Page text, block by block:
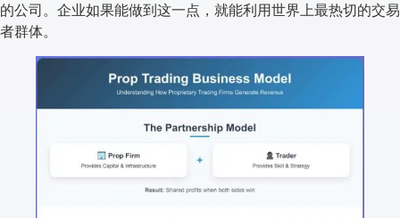
的公司。企业如果能做到这一点，就能利用世界上最热切的交易
者群体。